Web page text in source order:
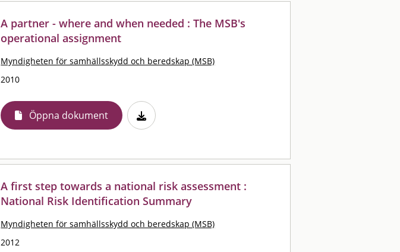
A partner - where and when needed : The MSB's
operational assignment
Myndigheten för samhällsskydd och beredskap (MSB)
2010
Öppna dokument
A first step towards a national risk assessment :
National Risk Identification Summary
Myndigheten för samhällsskydd och beredskap (MSB)
2012